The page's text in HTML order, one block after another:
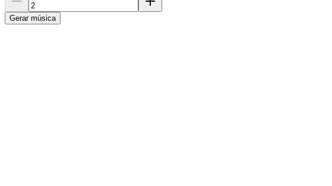
Gerar música